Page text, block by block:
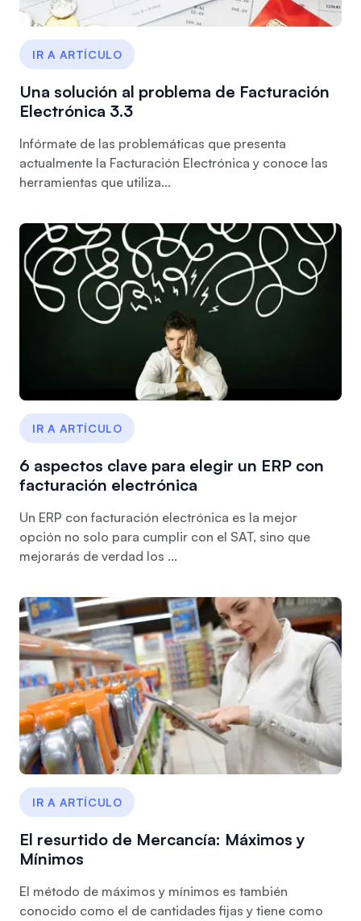
IR A ARTÍCULO
Una solución al problema de Facturación
Electrónica 3.3
Infórmate de las problemáticas que presenta
actualmente la Facturación Electrónica y conoce las
herramientas que utiliza...
IR A ARTÍCULO
6 aspectos clave para elegir un ERP con
facturación electrónica
Un ERP con facturación electrónica es la mejor
opción no solo para cumplir con el SAT, sino que
mejorarás de verdad los ...
IR A ARTÍCULO
El resurtido de Mercancía: Máximos y
Mínimos
El método de máximos y mínimos es también
conocido como el de cantidades fijas y tiene como